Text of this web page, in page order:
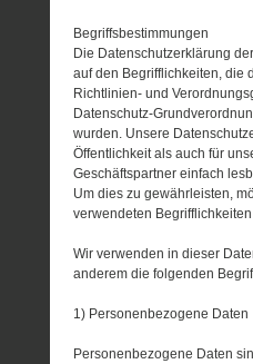
Begriffsbestimmungen
Die Datenschutzerklärung
auf den Begrifflichkeiten, die
Richtlinien- und
Datenschutz-
wurden. Unsere
Öffentlichkeit als auch für
Geschäftspartner einfach
Um dies zu gewährleisten,
verwendeten
Wir verwenden in dieser
anderem die folgenden
1) Personenbezogene Daten
Personenbezogene Daten